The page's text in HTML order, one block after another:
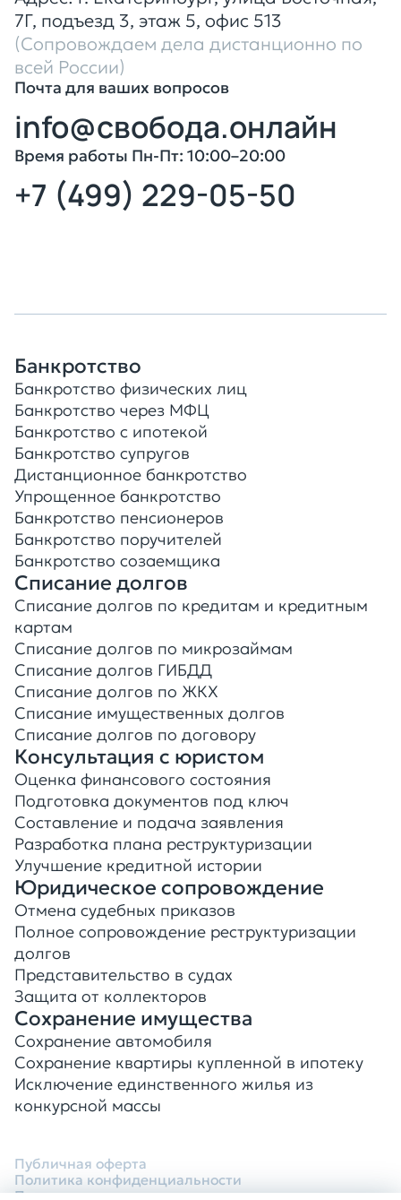
7Г, подъезд 3, этаж 5, офис 513
(Сопровождаем дела дистанционно по
всей России)
Почта для ваших вопросов
info@свобода.онлайн
Время работы Пн-Пт: 10:00–20:00
+7 (499) 229-05-50
Банкротство
Банкротство физических лиц
Банкротство через МФЦ
Банкротство с ипотекой
Банкротство супругов
Дистанционное банкротство
Упрощенное банкротство
Банкротство пенсионеров
Банкротство поручителей
Банкротство созаемщика
Списание долгов
Списание долгов по кредитам и кредитным
картам
Списание долгов по микрозаймам
Списание долгов ГИБДД
Списание долгов по ЖКХ
Списание имущественных долгов
Списание долгов по договору
Консультация с юристом
Оценка финансового состояния
Подготовка документов под ключ
Составление и подача заявления
Разработка плана реструктуризации
Улучшение кредитной истории
Юридическое сопровождение
Отмена судебных приказов
Полное сопровождение реструктуризации
долгов
Представительство в судах
Защита от коллекторов
Сохранение имущества
Сохранение автомобиля
Сохранение квартиры купленной в ипотеку
Исключение единственного жилья из
конкурсной массы
Публичная оферта
Политика конфиденциальности
Порядок расторжения договора